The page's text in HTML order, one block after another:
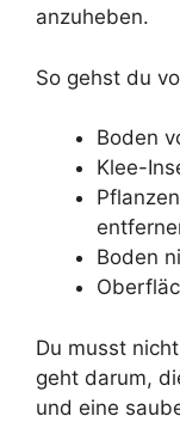
anzuheben.
So gehst du
Boden
Klee-
Boden
Du musst
geht darum,
und eine